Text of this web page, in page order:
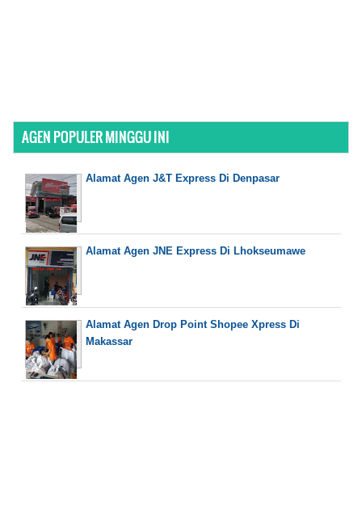
AGEN POPULER MINGGU INI
Alamat Agen J&T Express Di Denpasar
Alamat Agen JNE Express Di Lhokseumawe
Alamat Agen Drop Point Shopee Xpress Di
Makassar